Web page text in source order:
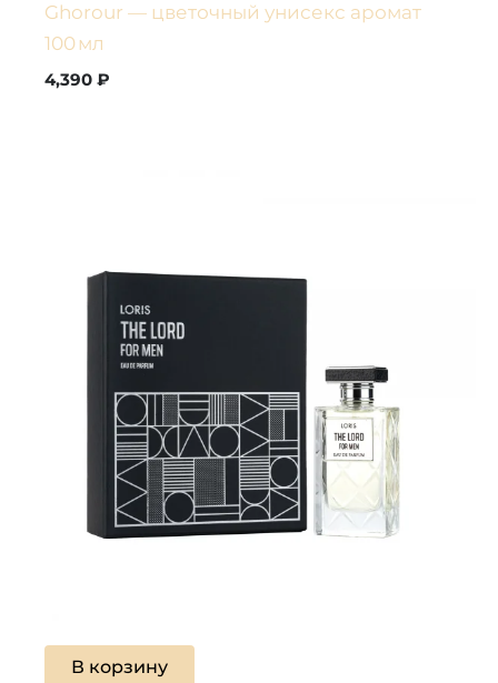
Ghorour — цветочный унисекс аромат
100 мл
4,390₽
В корзину